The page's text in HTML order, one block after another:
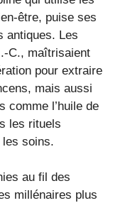
être, puise ses
antiques. Les
C., maîtrisaient
pour extraire
mais aussi
comme l’huile de
les rituels
les soins.
au fil des
millénaires plus